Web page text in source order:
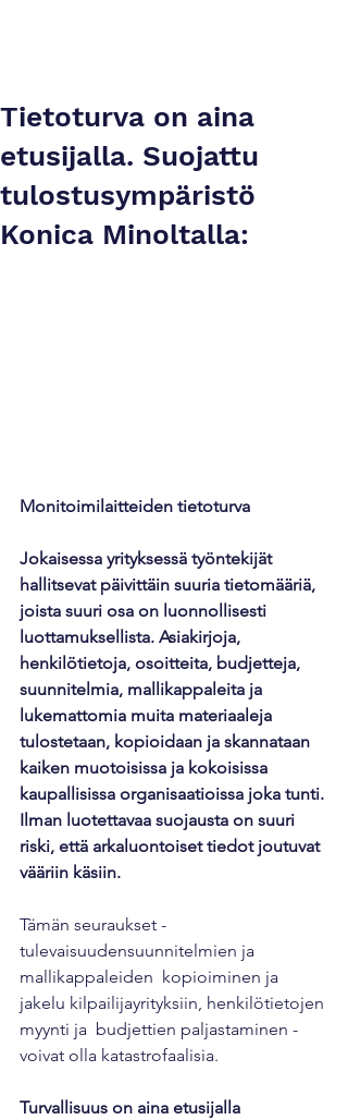
Tietoturva on aina
etusijalla. Suojattu
tulostusympäristö
Konica Minoltalla:
Monitoimilaitteiden tietoturva
Jokaisessa yrityksessä työntekijät
hallitsevat päivittäin suuria tietomääriä,
joista suuri osa on luonnollisesti
luottamuksellista. Asiakirjoja,
henkilötietoja, osoitteita, budjetteja,
suunnitelmia, mallikappaleita ja
lukemattomia muita materiaaleja
tulostetaan, kopioidaan ja skannataan
kaiken muotoisissa ja kokoisissa
kaupallisissa organisaatioissa joka tunti.
Ilman luotettavaa suojausta on suuri
riski, että arkaluontoiset tiedot joutuvat
vääriin käsiin.
Tämän seuraukset -
tulevaisuudensuunnitelmien ja
mallikappaleiden  kopioiminen ja
jakelu kilpailijayrityksiin, henkilötietojen
myynti ja  budjettien paljastaminen -
voivat olla katastrofaalisia.
Turvallisuus on aina etusijalla